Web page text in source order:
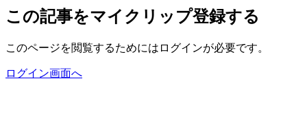
この記事をマイクリップ登録する
このページを閲覧するためにはログインが必要です。
ログイン画面へ